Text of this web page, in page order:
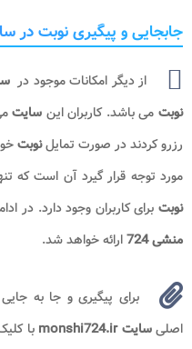
جابجایی و پیگیری نوبت در
از دیگر امکانات موجود در
نوبت می باشد. کاربران این سایت
رزرو کردند در صورت تمایلنوبت
مورد توجه قرار گیرد آن است که تنها تا 24 ساعت
نوبت برای کاربران وجود دارد. در
منشی 724
ارائه خواهد شد.
برای پیگیری و جا به
اصلیسایت monshi724.ir با